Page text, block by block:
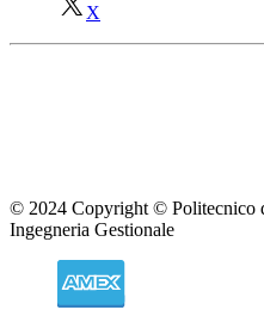
X
© 2024 Copyright © Politecnico
Ingegneria Gestionale